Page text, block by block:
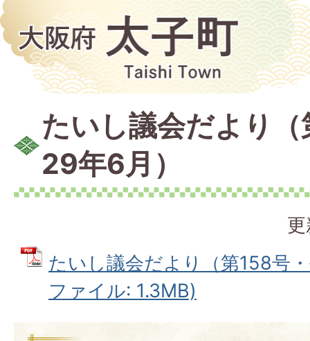
たいし議会だより
29年6月）
たいし議会だより（第158号
ファイル: 1.3MB)